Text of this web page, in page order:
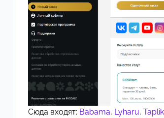
Сюда входят: Babama, Lyharu,